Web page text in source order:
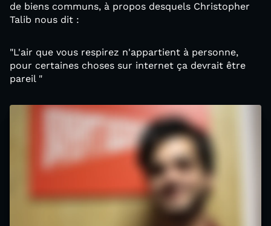
de biens communs, à propos desquels Christopher
Talib nous dit :
"L'air que vous respirez n'appartient à personne,
pour certaines choses sur internet ça devrait être
pareil "